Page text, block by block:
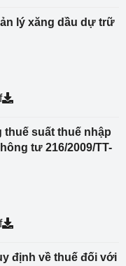
lý xăng dầu dự trữ
suất thuế nhập
tư 216/2009/TT-
định về thuế đối với